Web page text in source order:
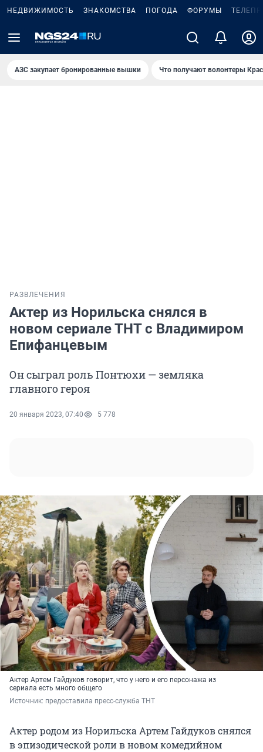
НЕДВИЖИМОСТЬ ЗНАКОМСТВА ПОГОДА ФОРУМЫ
AЗС закупает бронированные вышки Что получают волонтеры
РАЗВЛЕЧЕНИЯ
Актер из Норильска снялся в
новом сериале ТНТ с Владимиром
Епифанцевым
Он сыграл роль Понтюхи — земляка
главного героя
20 января 2023, 07:40 5 778
Актер Артем Гайдуков говорит, что у него и его персонажа из
сериала есть много общего
Источник: предоставила пресс-служба ТНТ
Актер родом из Норильска Артем Гайдуков снялся
в эпизодической роли в новом комедийном